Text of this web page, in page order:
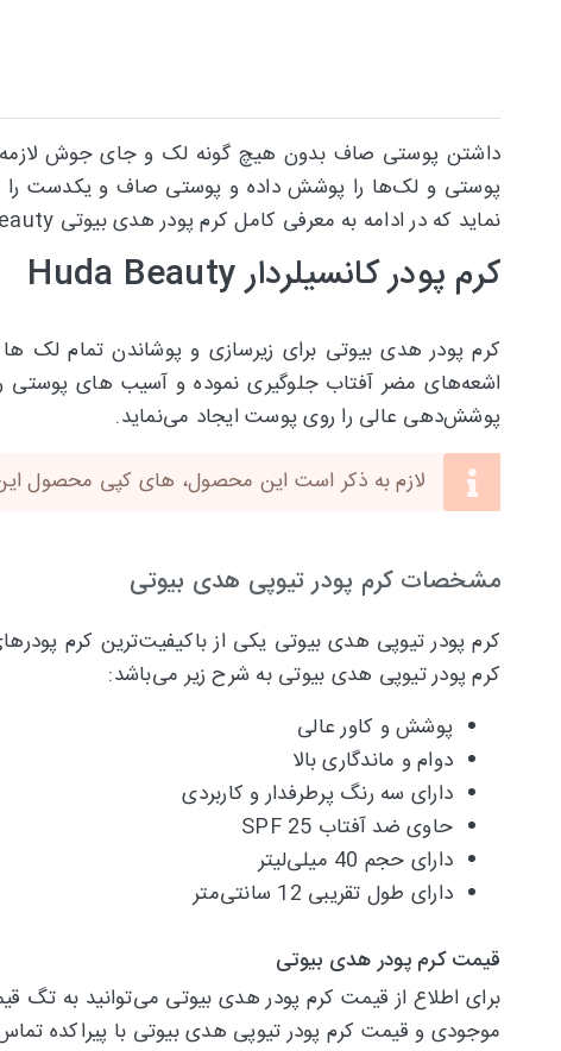
داشتن پوستی صاف بدون هیچ گونه لک و جای جوش لازمه
پوستی و لک‌ها را پوشش داده و پوستی صاف و یکدست را
نماید که در ادامه به معرفی کامل کرم پودر هدی بیوتی Huda Beauty می‌پردازیم.
کرم پودر کانسیلردار Huda Beauty
اشعه‌های مضر آفتاب جلوگیری نموده و آسیب های پوستی
پوشش‌دهی عالی را روی پوست ایجاد می‌نماید.
لازم به ذکر است این محصول، های کپی محصول این
مشخصات کرم پودر تیوپی هدی بیوتی
کرم پودر تیوپی هدی بیوتی یکی از باکیفیت‌ترین کرم
کرم پودر تیوپی هدی بیوتی به شرح زیر می‌باشد:
پوشش و کاور عالی
دوام و ماندگاری بالا
دارای سه رنگ پرطرفدار و کاربردی
حاوی ضد آفتاب SPF 25
دارای حجم 40 میلی‌لیتر
دارای طول تقریبی 12 سانتی‌متر
قیمت کرم پودر هدی بیوتی
برای اطلاع از قیمت کرم پودر هدی بیوتی می‌توانید به تگ
موجودی و قیمت کرم پودر تیوپی هدی بیوتی با پیراکده